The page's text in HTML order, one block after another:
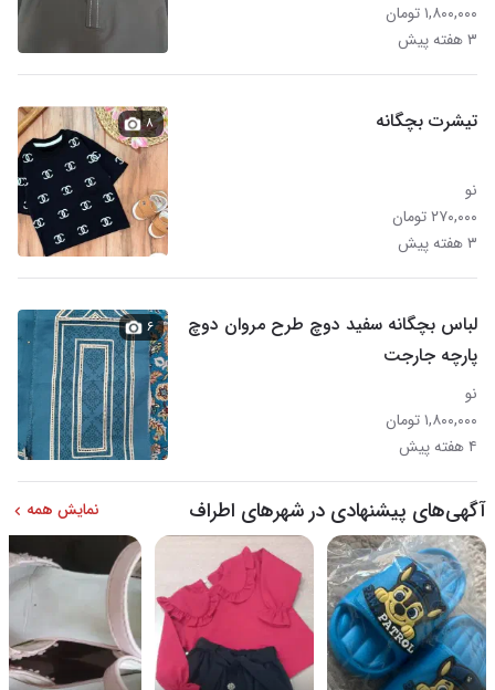
۱,۸۰۰,۰۰۰ تومان
۳ هفته پیش
تیشرت بچگانه
نو
۲۷۰,۰۰۰ تومان
۳ هفته پیش
۸
لباس بچگانه سفید دوچ طرح مروان دوچ
پارچه جارجت
نو
۱,۸۰۰,۰۰۰ تومان
۴ هفته پیش
۶
آگهی‌های پیشنهادی در شهرهای اطراف نمایش همه